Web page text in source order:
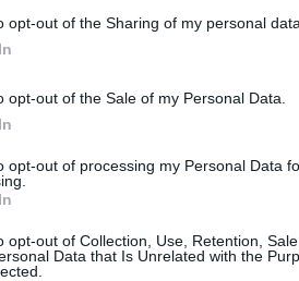
opt-out of the Sharing of my personal data.
opt-out of the Sale of my Personal Data.
opt-out of processing my Personal Data
opt-out of Collection, Use, Retention,
Data that Is Unrelated with the
Associat a: